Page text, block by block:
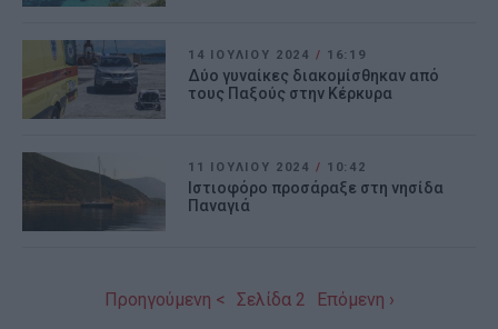
14 ΙΟΥΛΊΟΥ 2024 / 16:19
Δύο γυναίκες διακομίσθηκαν από
τους Παξούς στην Κέρκυρα
11 ΙΟΥΛΊΟΥ 2024 / 10:42
Ιστιοφόρο προσάραξε στη νησίδα
Παναγιά
Προηγούμενη < Σελίδα 2 Επόμενη ›